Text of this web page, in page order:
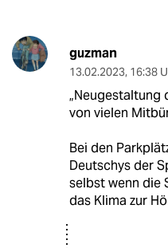
guzman
13.02.2023, 16:38
„Neugestaltung
von vielen
Bei den
Deutschys der
selbst wenn die
das Klima zur